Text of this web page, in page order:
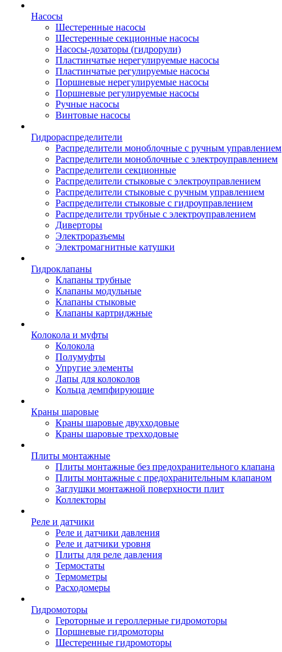
Насосы
Шестеренные насосы
Шестеренные секционные насосы
Насосы-дозаторы (гидрорули)
Пластинчатые нерегулируемые насосы
Пластинчатые регулируемые насосы
Поршневые нерегулируемые насосы
Поршневые регулируемые насосы
Ручные насосы
Винтовые насосы
Гидрораспределители
Распределители моноблочные с ручным управлением
Распределители моноблочные с электроуправлением
Распределители секционные
Распределители стыковые с электроуправлением
Распределители стыковые с ручным управлением
Распределители стыковые с гидроуправлением
Распределители трубные с электроуправлением
Диверторы
Электроразъемы
Электромагнитные катушки
Гидроклапаны
Клапаны трубные
Клапаны модульные
Клапаны стыковые
Клапаны картриджные
Колокола и муфты
Колокола
Полумуфты
Упругие элементы
Лапы для колоколов
Кольца демпфирующие
Краны шаровые
Краны шаровые двухходовые
Краны шаровые трехходовые
Плиты монтажные
Плиты монтажные без предохранительного клапана
Плиты монтажные с предохранительным клапаном
Заглушки монтажной поверхности плит
Коллекторы
Реле и датчики
Реле и датчики давления
Реле и датчики уровня
Плиты для реле давления
Термостаты
Термометры
Расходомеры
Гидромоторы
Героторные и героллерные гидромоторы
Поршневые гидромоторы
Шестеренные гидромоторы